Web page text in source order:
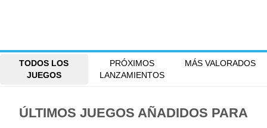
TODOS LOS
JUEGOS
PRÓXIMOS
LANZAMIENTOS
MÁS VALORADOS
ÚLTIMOS JUEGOS AÑADIDOS PARA